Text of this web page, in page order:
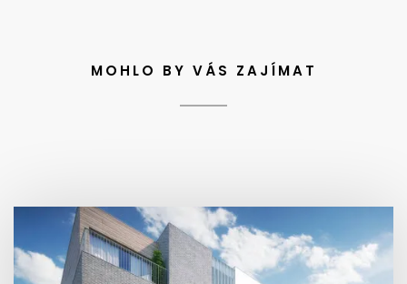
MOHLO BY VÁS ZAJÍMAT